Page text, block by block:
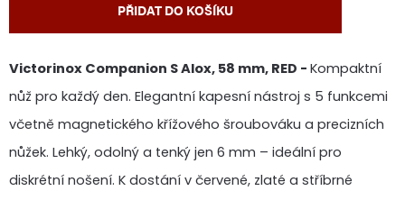
PŘIDAT DO KOŠÍKU
Victorinox Companion S Alox, 58 mm, RED - Kompaktní
nůž pro každý den. Elegantní kapesní nástroj s 5 funkcemi
včetně magnetického křížového šroubováku a precizních
nůžek. Lehký, odolný a tenký jen 6 mm – ideální pro
diskrétní nošení. K dostání v červené, zlaté a stříbrné